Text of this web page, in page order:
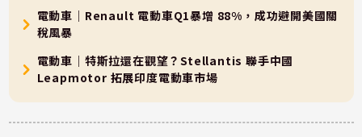
電動車｜Renault 電動車Q1暴增 88%，成功避開美國關
稅風暴
電動車｜特斯拉還在觀望？Stellantis 聯手中國
Leapmotor 拓展印度電動車市場